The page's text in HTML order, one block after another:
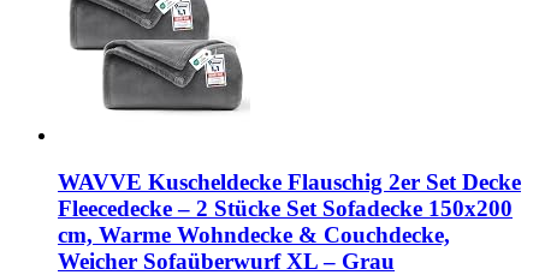
WAVVE Kuscheldecke Flauschig 2er Set Decke
Fleecedecke – 2 Stücke Set Sofadecke 150x200
cm, Warme Wohndecke & Couchdecke,
Weicher Sofaüberwurf XL – Grau